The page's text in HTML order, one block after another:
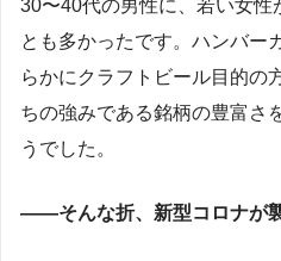
30〜40代の男性に、若い女性
とも多かったです。ハンバー
らかにクラフトビール目的の
ちの強みである銘柄の豊富さ
うでした。
――そんな折、新型コロナが襲